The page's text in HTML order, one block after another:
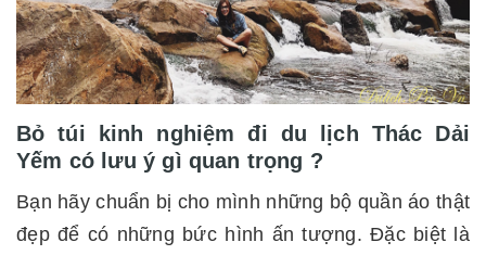
Bỏ túi kinh nghiệm đi du lịch Thác Dải
Yếm có lưu ý gì quan trọng ?
Bạn hãy chuẩn bị cho mình những bộ quần áo thật
đẹp để có những bức hình ấn tượng. Đặc biệt là